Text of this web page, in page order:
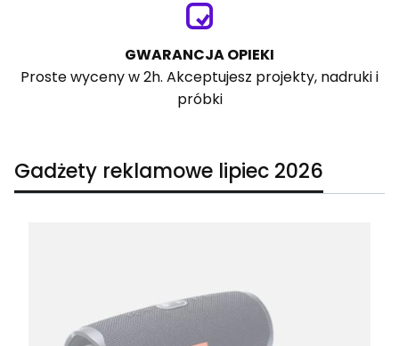
GWARANCJA OPIEKI
Proste wyceny w 2h. Akceptujesz projekty, nadruki i
próbki
Gadżety reklamowe lipiec 2026